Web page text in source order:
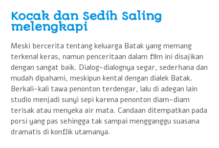
Kocak dan Sedih Saling
melengkapi
Meski bercerita tentang keluarga Batak yang memang
terkenal keras, namun penceritaan dalam film ini disajikan
dengan sangat baik. Dialog-dialognya segar, sederhana dan
mudah dipahami, meskipun kental dengan dialek Batak.
Berkali-kali tawa penonton terdengar, lalu di adegan lain
studio menjadi sunyi sepi karena penonton diam-diam
terisak atau menyeka air mata. Candaan ditempatkan pada
porsi yang pas sehingga tak sampai mengganggu suasana
dramatis di konflik utamanya.